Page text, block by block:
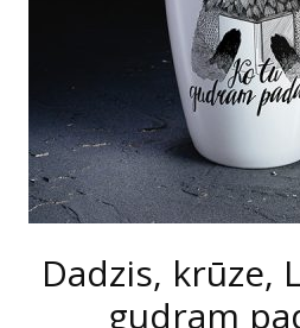
Dadzis, krūze,
gudram